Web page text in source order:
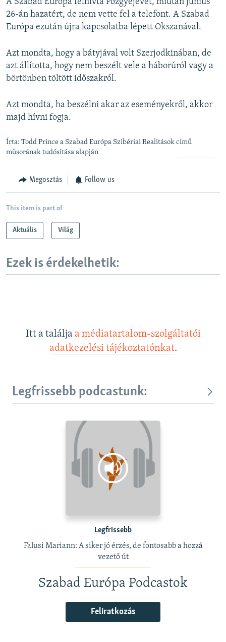
A Szabad Európa felhívta Pozgyejevet, miután június
26-án hazatért, de nem vette fel a telefont. A Szabad
Európa ezután újra kapcsolatba lépett Okszanával.
Azt mondta, hogy a bátyjával volt Szerjodkinában, de
azt állította, hogy nem beszélt vele a háborúról vagy a
börtönben töltött időszakról.
Azt mondta, ha beszélni akar az eseményekről, akkor
majd hívni fogja.
Írta: Todd Prince a Szabad Európa Szibériai Realitások című
műsorának tudósítása alapján
Megosztás Follow us
This item is part of
Aktuális Világ
Ezek is érdekelhetik:
Itt a találja a médiatartalom-szolgáltatói
adatkezelési tájékoztatónkat.
Legfrissebb podcastunk:
Legfrissebb
Falusi Mariann: A siker jó érzés, de fontosabb a hozzá
vezető út
Szabad Európa Podcastok
Feliratkozás